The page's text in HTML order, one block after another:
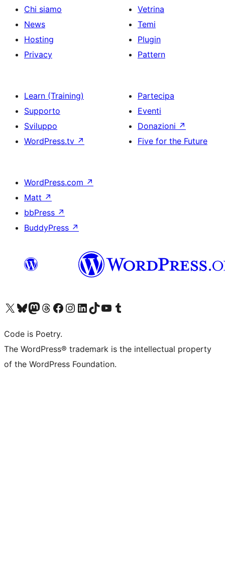
Chi siamo
News
Hosting
Privacy
Vetrina
Temi
Plugin
Pattern
Learn (Training)
Supporto
Sviluppo
WordPress.tv ↗
Partecipa
Eventi
Donazioni ↗
Five for the Future
WordPress.com ↗
Matt ↗
bbPress ↗
BuddyPress ↗
Visita il nostro account X (ex Twitter)
Visita il nostro account Bluesky
Visita il nostro account Mastodon
Visita il nostro account Threads
Visita la nostra pagina Facebook
Visita il nostro account Instagram
Visita il nostro account LinkedIn
Visita il nostro account TikTok
Visita il nostro canale YouTube
Visita il nostro account Tumblr
Code is Poetry.
The WordPress® trademark is the intellectual property
of the WordPress Foundation.